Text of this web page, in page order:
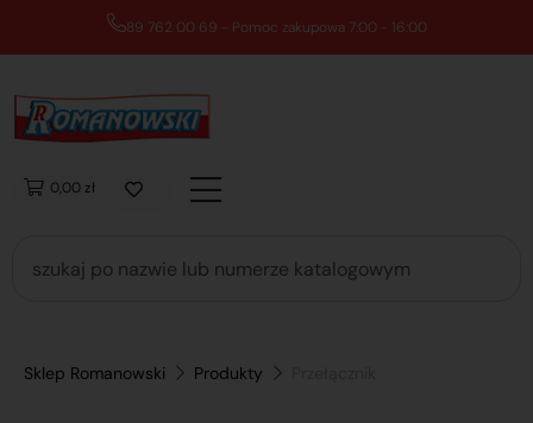
89 762 00 69 - Pomoc zakupowa 7:00 - 16:00
0,00 zł
Sklep Romanowski Produkty